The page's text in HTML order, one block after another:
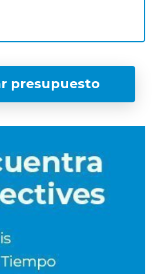
presupuesto
quieres investigar?